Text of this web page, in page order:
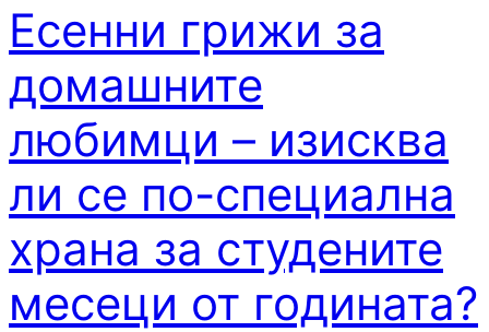
Есенни грижи за
домашните
любимци – изисква
ли се по-специална
храна за студените
месеци от годината?